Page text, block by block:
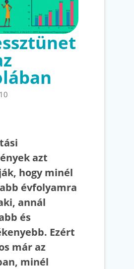
azt
hogy minél
évfolyamra
annál
és
Ezért
már az
minél